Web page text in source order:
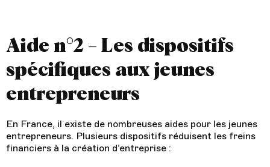
Aide n°2 – Les dispositifs
spécifiques aux jeunes
entrepreneurs
En France, il existe de nombreuses aides pour les jeunes
entrepreneurs. Plusieurs dispositifs réduisent les freins
financiers à la création d’entreprise :